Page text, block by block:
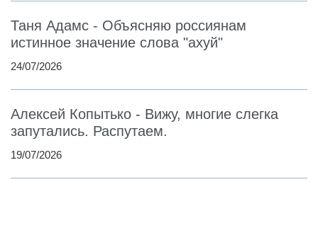
Таня Адамс - Объясняю россиянам
истинное значение слова "ахуй"
24/07/2026
Алексей Копытько - Вижу, многие слегка
запутались. Распутаем.
19/07/2026